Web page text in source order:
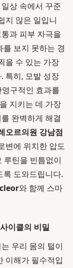
상 속에서 꾸준
지 않은 일입니
과 피부 자극을
보지 못하는 경
을 수 있는 가장
특히, 모발 성장
구적인 효과를
지키는 데 가장
완벽하게 해결
오르의원 강남점
변에 위치한 압도
루틴을 빈틈없이
록 도와드립니다.
cleor와 함께 스마
이클의 비밀
우리 몸의 털이
이해가 필수적입